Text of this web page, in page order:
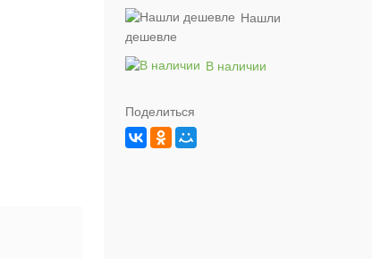
Нашли
дешевле
В наличии
Поделиться